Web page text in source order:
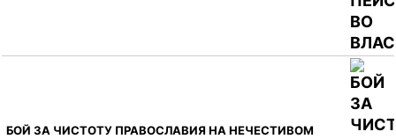
БОЙ ЗА ЧИСТОТУ ПРАВОСЛАВИЯ НА НЕЧЕСТИВОМ